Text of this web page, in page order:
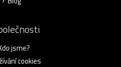
jsme?
cookies